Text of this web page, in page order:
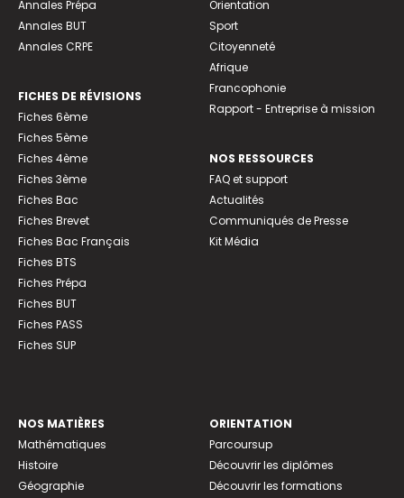
Annales Prépa
Annales BUT
Annales CRPE
FICHES DE RÉVISIONS
Fiches 6ème
Fiches 5ème
Fiches 4ème
Fiches 3ème
Fiches Bac
Fiches Brevet
Fiches Bac Français
Fiches BTS
Fiches Prépa
Fiches BUT
Fiches PASS
Fiches SUP
Orientation
Sport
Citoyenneté
Afrique
Francophonie
Rapport - Entreprise à mission
NOS RESSOURCES
FAQ et support
Actualités
Communiqués de Presse
Kit Média
NOS MATIÈRES
Mathématiques
Histoire
Géographie
ORIENTATION
Parcoursup
Découvrir les diplômes
Découvrir les formations